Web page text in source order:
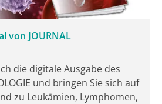
von JOURNAL
die digitale Ausgabe des
und bringen Sie sich auf
zu Leukämien, Lymphomen,